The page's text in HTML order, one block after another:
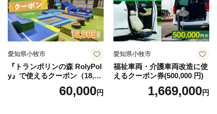
【寄附受領証及びワンストップ特例申請書について】
・入金確認後2週間以内にお届けしますので、ワンスト
ップ申請は市発行の申請書を御利用ください。
・なお、ダウンロードした申請書を御利用の場合は、下
記の宛先まで送付ください。
＜送付先＞
愛知県小牧市
『トランポリンの森 RolyPol
y』で使えるクーポン（18,00
60,000円
愛知県小牧市
福祉車両・介護車両改造に使
えるクーポン券(500,000 円)
1,669,000円